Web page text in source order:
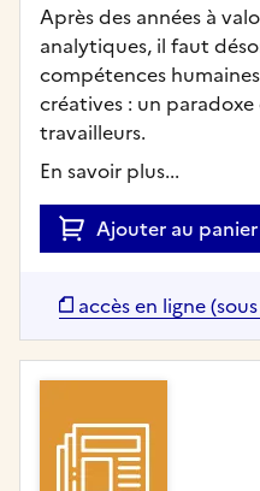
Après des années à
analytiques, il faut
compétences
créatives : un
travailleurs.
En savoir plus...
Ajouter au panier
accès en ligne